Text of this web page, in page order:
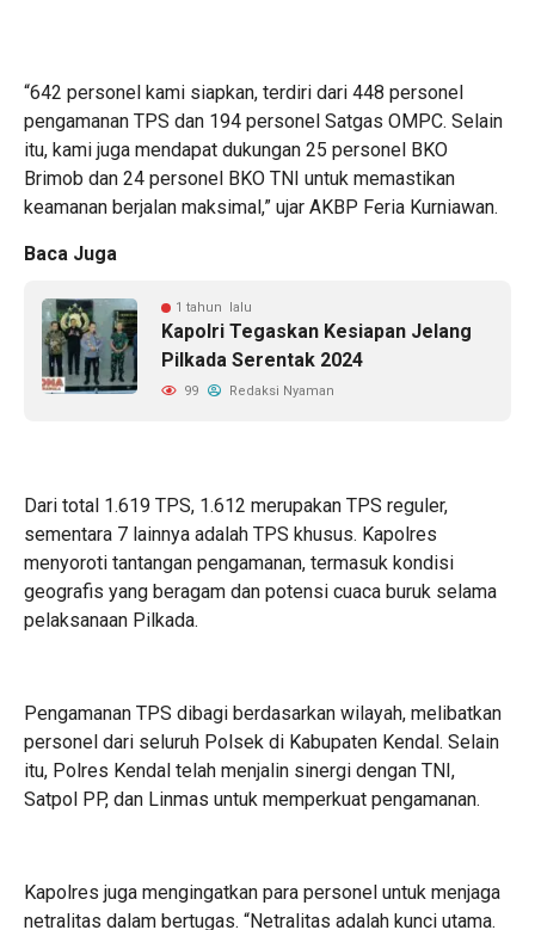
“642 personel kami siapkan, terdiri dari 448 personel
pengamanan TPS dan 194 personel Satgas OMPC. Selain
itu, kami juga mendapat dukungan 25 personel BKO
Brimob dan 24 personel BKO TNI untuk memastikan
keamanan berjalan maksimal,” ujar AKBP Feria Kurniawan.
Baca Juga
1 tahun lalu
Kapolri Tegaskan Kesiapan Jelang
Pilkada Serentak 2024
99 Redaksi Nyaman
Dari total 1.619 TPS, 1.612 merupakan TPS reguler,
sementara 7 lainnya adalah TPS khusus. Kapolres
menyoroti tantangan pengamanan, termasuk kondisi
geografis yang beragam dan potensi cuaca buruk selama
pelaksanaan Pilkada.
Pengamanan TPS dibagi berdasarkan wilayah, melibatkan
personel dari seluruh Polsek di Kabupaten Kendal. Selain
itu, Polres Kendal telah menjalin sinergi dengan TNI,
Satpol PP, dan Linmas untuk memperkuat pengamanan.
Kapolres juga mengingatkan para personel untuk menjaga
netralitas dalam bertugas. “Netralitas adalah kunci utama.